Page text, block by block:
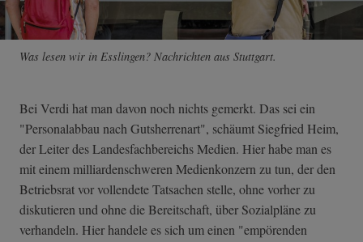
Was lesen wir in Esslingen? Nachrichten aus Stuttgart.
Bei Verdi hat man davon noch nichts gemerkt. Das sei ein
"Personalabbau nach Gutsherrenart", schäumt Siegfried Heim,
der Leiter des Landesfachbereichs Medien. Hier habe man es
mit einem milliardenschweren Medienkonzern zu tun, der den
Betriebsrat vor vollendete Tatsachen stelle, ohne vorher zu
diskutieren und ohne die Bereitschaft, über Sozialpläne zu
verhandeln. Hier handele es sich um einen "empörenden